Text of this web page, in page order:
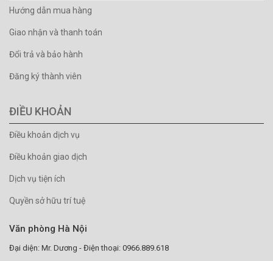
Hướng dẫn mua hàng
Giao nhận và thanh toán
Đổi trả và bảo hành
Đăng ký thành viên
ĐIỀU KHOẢN
Điều khoản dịch vụ
Điều khoản giao dịch
Dịch vụ tiện ích
Quyền sở hữu trí tuệ
Văn phòng Hà Nội
Đại diện: Mr. Dương - Điện thoại: 0966.889.618